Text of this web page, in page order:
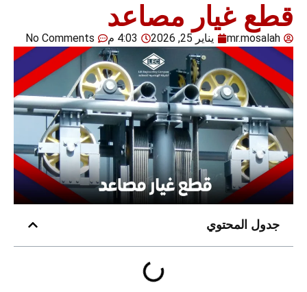
قطع غيار مصاعد​
mr.mosalah يناير 25, 2026 4:03 م No Comments
جدول المحتوي